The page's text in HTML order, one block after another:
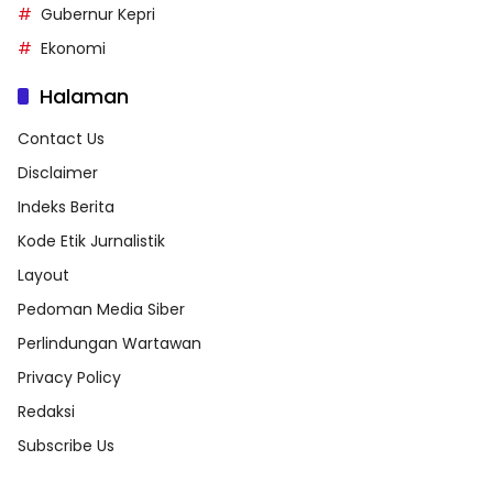
Gubernur Kepri
Ekonomi
Halaman
Contact Us
Disclaimer
Indeks Berita
Kode Etik Jurnalistik
Layout
Pedoman Media Siber
Perlindungan Wartawan
Privacy Policy
Redaksi
Subscribe Us